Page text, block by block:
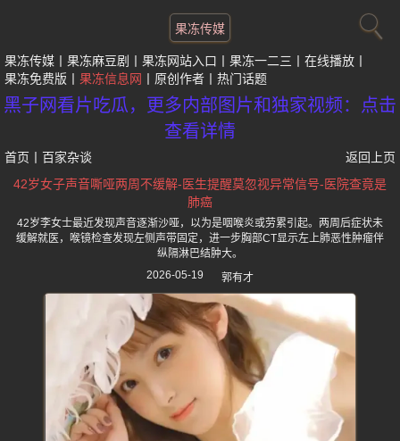
果冻传媒
果冻传媒 果冻麻豆剧 果冻网站入口 果冻一二三
在线播放
果冻免费版
果冻信息网 原创作者 热门话题
黑子网看片吃瓜，更多内部图片和独家视频：点击
查看详情
首页 百家杂谈
返回上页
42岁女子声音嘶哑两周不缓解-医生提醒莫忽视异常信号-医院查竟是
肺癌
42岁李女士最近发现声音逐渐沙哑，以为是咽喉炎或劳累引起。两周后症状未
缓解就医，喉镜检查发现左侧声带固定，进一步胸部CT显示左上肺恶性肿瘤伴
纵隔淋巴结肿大。
2026-05-19
郭有才